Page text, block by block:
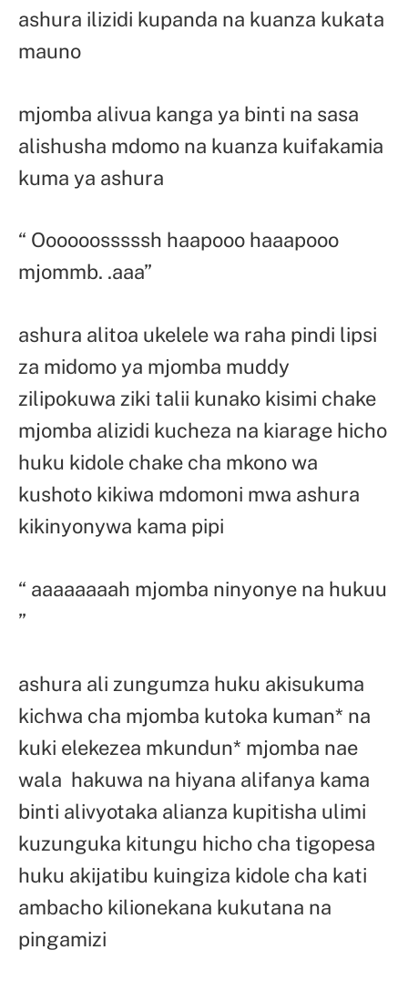
ashura ilizidi kupanda na kuanza kukata
mauno
mjomba alivua kanga ya binti na sasa
alishusha mdomo na kuanza kuifakamia
kuma ya ashura
“ Oooooosssssh haapooo haaapooo
mjommb. .aaa”
ashura alitoa ukelele wa raha pindi lipsi
za midomo ya mjomba muddy
zilipokuwa ziki talii kunako kisimi chake
mjomba alizidi kucheza na kiarage hicho
huku kidole chake cha mkono wa
kushoto kikiwa mdomoni mwa ashura
kikinyonywa kama pipi
“ aaaaaaaah mjomba ninyonye na hukuu
”
ashura ali zungumza huku akisukuma
kichwa cha mjomba kutoka kuman* na
kuki elekezea mkundun* mjomba nae
wala hakuwa na hiyana alifanya kama
binti alivyotaka alianza kupitisha ulimi
kuzunguka kitungu hicho cha tigopesa
huku akijatibu kuingiza kidole cha kati
ambacho kilionekana kukutana na
pingamizi